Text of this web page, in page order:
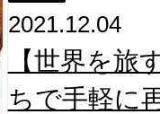
2021.12.04
【世界を旅
ちで手軽に